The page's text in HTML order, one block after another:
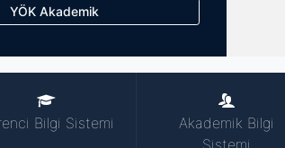
YÖK Akademik
Bilgi Sistemi
Akademik Bilgi